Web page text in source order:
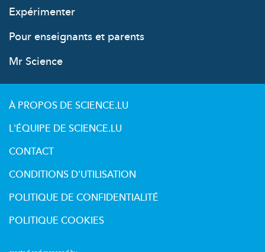
Expérimenter
Pour enseignants et parents
Mr Science
À PROPOS DE SCIENCE.LU
L'ÉQUIPE DE SCIENCE.LU
CONTACT
CONDITIONS D'UTILISATION
POLITIQUE DE CONFIDENTIALITÉ
POLITIQUE COOKIES